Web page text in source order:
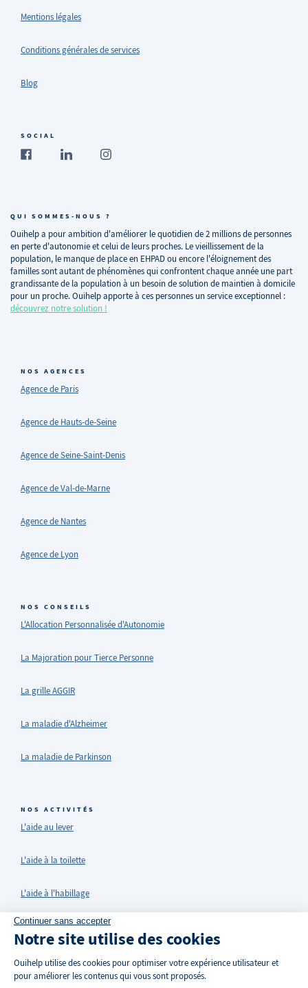
Mentions légales
Conditions générales de services
Blog
SOCIAL
QUI SOMMES-NOUS ?
Ouihelp a pour ambition d'améliorer le quotidien de 2 millions de personnes
en perte d'autonomie et celui de leurs proches. Le vieillissement de la
population, le manque de place en EHPAD ou encore l'éloignement des
familles sont autant de phénomènes qui confrontent chaque année une part
grandissante de la population à un besoin de solution de maintien à domicile
pour un proche. Ouihelp apporte à ces personnes un service exceptionnel :
découvrez notre solution !
NOS AGENCES
Agence de Paris
Agence de Hauts-de-Seine
Agence de Seine-Saint-Denis
Agence de Val-de-Marne
Agence de Nantes
Agence de Lyon
NOS CONSEILS
L'Allocation Personnalisée d'Autonomie
La Majoration pour Tierce Personne
La grille AGGIR
La maladie d'Alzheimer
La maladie de Parkinson
NOS ACTIVITÉS
L'aide au lever
L'aide à la toilette
L'aide à l'habillage
Ménage et entretien du domicile
Entretien du linge
Continuer sans accepter
Notre site utilise des cookies
Ouihelp utilise des cookies pour optimiser votre expérience utilisateur et
pour améliorer les contenus qui vous sont proposés.